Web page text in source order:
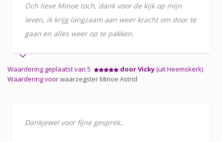
Och lieve Minoe toch, dank voor de kijk op mijn
leven, ik krijg langzaam aan weer kracht om door te
gaan en alles weer op te pakken.
Waardering geplaatst van 5 door Vicky(uit Heemskerk)
Waardering voorwaarzegster Minoe Astrid
Dankjewel voor fijne gesprek..